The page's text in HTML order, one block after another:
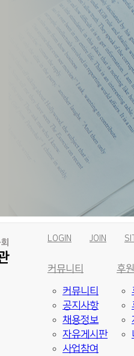
LOGIN JOIN
커뮤니티
커뮤니티
공지사항
채용정보
자유게시판
사업참여
후